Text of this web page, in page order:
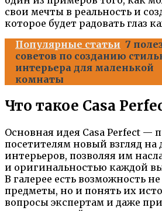
свои мечты в реальность и
которое будет радовать глаз
Популярные статьи 7
советов по созданию
интерьера для маленькой
комнаты
Что такое Casa
Основная идея Casa Perfect —
посетителям новый взгляд на
интерьеров, позволяя им
и оригинальностью каждой
В галерее есть возможность
предметы, но и понять их
вопросы экспертам и даже